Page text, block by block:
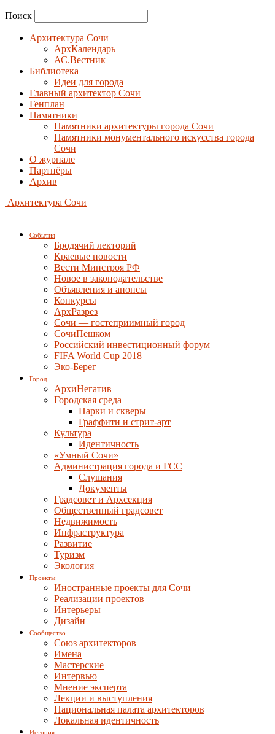
Поиск
Архитектура Сочи
АрхКалендарь
АС.Вестник
Библиотека
Идеи для города
Главный архитектор Сочи
Генплан
Памятники
Памятники архитектуры города Сочи
Памятники монументального искусства города
Сочи
О журнале
Партнёры
Архив
Архитектура Сочи
События
Бродячий лекторий
Краевые новости
Вести Минстроя РФ
Новое в законодательстве
Объявления и анонсы
Конкурсы
АрхРазрез
Сочи — гостеприимный город
СочиПешком
Российский инвестиционный форум
FIFA World Cup 2018
Эко-Берег
Город
АрхиНегатив
Городская среда
Парки и скверы
Граффити и стрит-арт
Культура
Идентичность
«Умный Сочи»
Администрация города и ГСС
Слушания
Документы
Градсовет и Архсекция
Общественный градсовет
Недвижимость
Инфраструктура
Развитие
Туризм
Экология
Проекты
Иностранные проекты для Сочи
Реализации проектов
Интерьеры
Дизайн
Сообщество
Союз архитекторов
Имена
Мастерские
Интервью
Мнение эксперта
Лекции и выступления
Национальная палата архитекторов
Локальная идентичность
История